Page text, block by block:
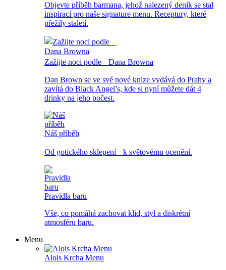
Objevte příběh barmana, jehož nalezený deník se stal
inspirací pro naše signature menu. Receptury, které
přežily staletí.
Zažijte noci podle Dana Browna
Dan Brown se ve své nové knize vydává do Prahy a
zavítá do Black Angel’s, kde si nyní můžete dát 4
drinky na jeho počest.
Náš příběh
Od gotického sklepení k světovému ocenění.
Pravidla baru
Vše, co pomáhá zachovat klid, styl a diskrétní
atmosféru baru.
Menu
Alois Krcha Menu